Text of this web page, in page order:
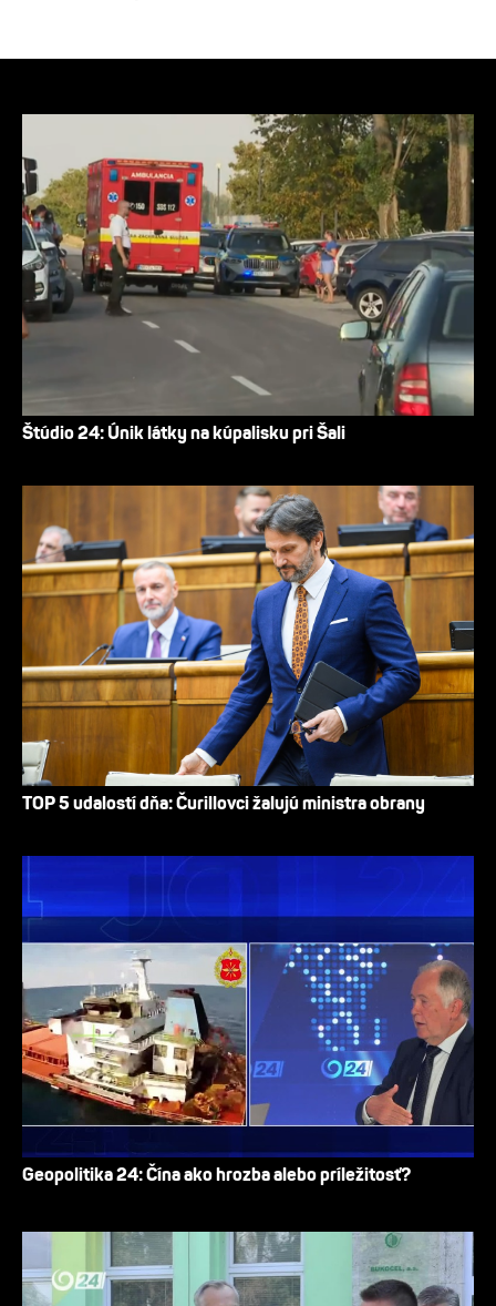
Štúdio 24: Únik látky na kúpalisku pri Šali
TOP 5 udalostí dňa: Čurillovci žalujú ministra obrany
Geopolitika 24: Čína ako hrozba alebo príležitosť?